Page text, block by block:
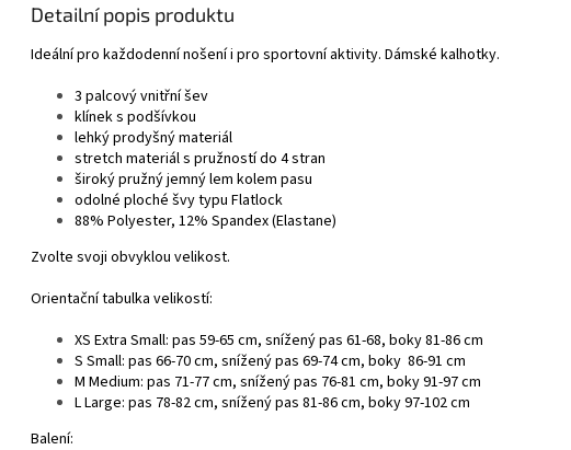
Detailní popis produktu
Ideální pro každodenní nošení i pro sportovní aktivity. Dámské kalhotky.
3 palcový vnitřní šev
klínek s podšívkou
lehký prodyšný materiál
stretch materiál s pružností do 4 stran
široký pružný jemný lem kolem pasu
odolné ploché švy typu Flatlock
88% Polyester, 12% Spandex (Elastane)
Zvolte svoji obvyklou velikost.
Orientační tabulka velikostí:
XS Extra Small: pas 59-65 cm, snížený pas 61-68, boky 81-86 cm
S Small: pas 66-70 cm, snížený pas 69-74 cm, boky 86-91 cm
M Medium: pas 71-77 cm, snížený pas 76-81 cm, boky 91-97 cm
L Large: pas 78-82 cm, snížený pas 81-86 cm, boky 97-102 cm
Balení: